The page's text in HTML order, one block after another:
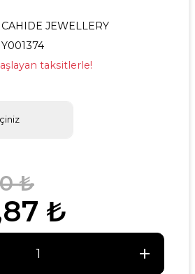
CAHIDE JEWELLERY
Y001374
taksitlerle!
₺
₺